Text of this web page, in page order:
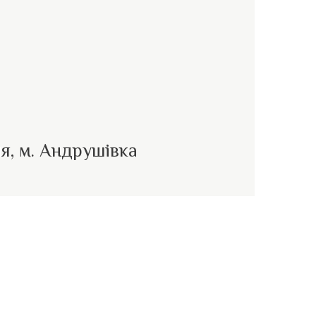
м. Андрушівка